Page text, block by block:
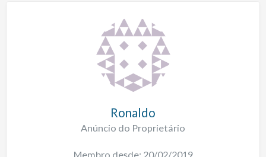
Ronaldo
Anúncio do Proprietário
Membro desde: 20/02/2019